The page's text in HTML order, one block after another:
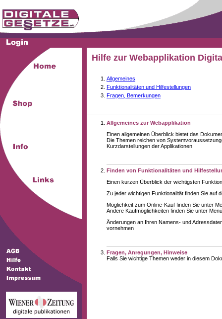
Hilfe zur Webapplikation
Allgemeines
Funktionalitäten und Hilfestellungen
Fragen, Bemerkungen
Allgemeines zur Webapplikation
Einen allgemeinen Überblick bietet das
Die Themen reichen von
Kurzdarstellungen der Applikationen
Finden von Funktionalitäten und
Einen kurzen Überblick der wichtigsten
Zu jeder wichtigen Funktionalität finden Sie auf
Möglichkeit zum Online-Kauf finden Sie unter
Andere Kaufmöglichkeiten finden Sie unter
Änderungen an Ihren Namens- und
vornehmen
Fragen, Anregungen, Hinweise
Falls Sie wichtige Themen weder in diesem